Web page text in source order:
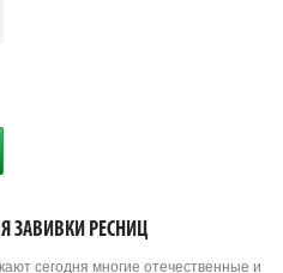
ЗАВИВКИ РЕСНИЦ
сегодня многие отечественные и